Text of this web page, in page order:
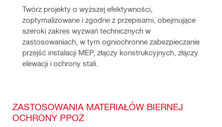
Twórz projekty o wyższej efektywności,
zoptymalizowane i zgodne z przepisami, obejmujące
szeroki zakres wyzwań technicznych w
zastosowaniach, w tym ogniochronne zabezpieczanie
przejść instalacji MEP, złączy konstrukcyjnych, złączy
elewacji i ochrony stali.
ZASTOSOWANIA MATERIAŁÓW BIERNEJ
OCHRONY PPOŻ